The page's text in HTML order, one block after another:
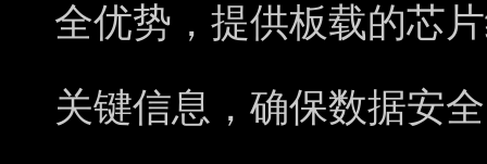
全优势，提供板载的芯
关键信息，确保数据安